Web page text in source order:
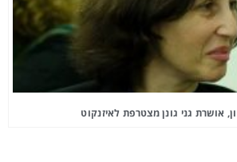
אושרת גני גונן מצטרפת לאיזנקוט